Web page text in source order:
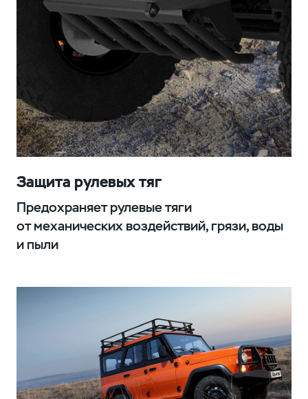
Защита рулевых тяг
Предохраняет рулевые тяги
от механических воздействий, грязи, воды
и пыли